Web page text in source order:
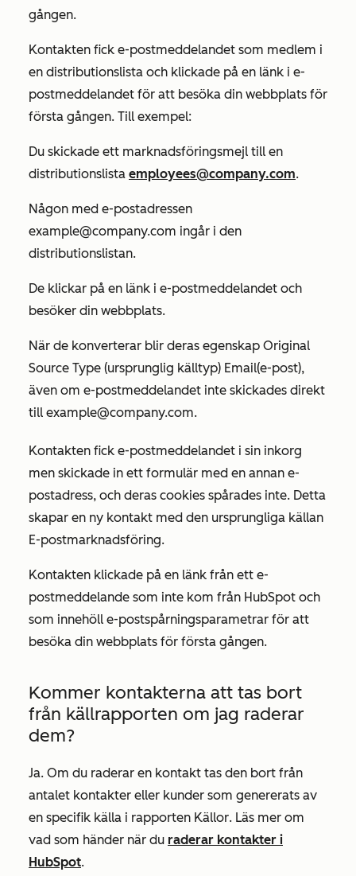
gången.
Kontakten fick e-postmeddelandet som medlem i
en distributionslista och klickade på en länk i e-
postmeddelandet för att besöka din webbplats för
första gången. Till exempel:
Du skickade ett marknadsföringsmejl till en
distributionslista employees@company.com.
Någon med e-postadressen
example@company.com ingår i den
distributionslistan.
De klickar på en länk i e-postmeddelandet och
besöker din webbplats.
När de konverterar blir deras egenskap Original
Source Type (ursprunglig källtyp) Email(e-post),
även om e-postmeddelandet inte skickades direkt
till example@company.com.
Kontakten fick e-postmeddelandet i sin inkorg
men skickade in ett formulär med en annan e-
postadress, och deras cookies spårades inte. Detta
skapar en ny kontakt med den ursprungliga källan
E-postmarknadsföring.
Kontakten klickade på en länk från ett e-
postmeddelande som inte kom från HubSpot och
som innehöll e-postspårningsparametrar för att
besöka din webbplats för första gången.
Kommer kontakterna att tas bort
från källrapporten om jag raderar
dem?
Ja. Om du raderar en kontakt tas den bort från
antalet kontakter eller kunder som genererats av
en specifik källa i rapporten Källor. Läs mer om
vad som händer när du raderar kontakter i
HubSpot.